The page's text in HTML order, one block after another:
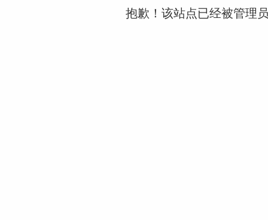
抱歉！该站点已经被管理